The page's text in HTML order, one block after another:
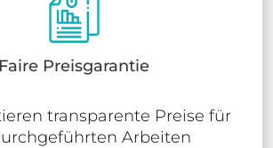
Faire Preisgarantie
transparente Preise für
Arbeiten